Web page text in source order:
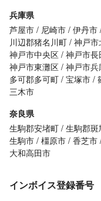
兵庫県
芦屋市
尼崎市 伊丹市
川辺郡猪名川町 神戸市
神戸市中央区 神戸市長
神戸市東灘区 神戸市兵
多可郡多可町 宝塚市
三木市
奈良県
生駒郡安堵町 生駒郡斑
生駒市 橿原市 香芝市
大和高田市
インボイス登録番号